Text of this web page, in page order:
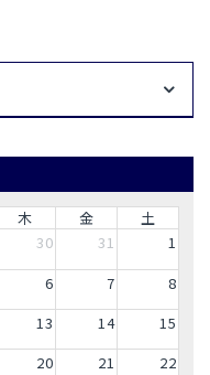
木 金
土
30 31
1
6 7
8
13 14
15
20 21
22